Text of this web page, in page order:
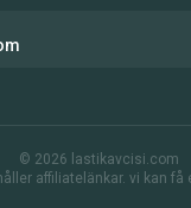
© 2026 lastikavcisi.com
affiliatelänkar. vi kan få